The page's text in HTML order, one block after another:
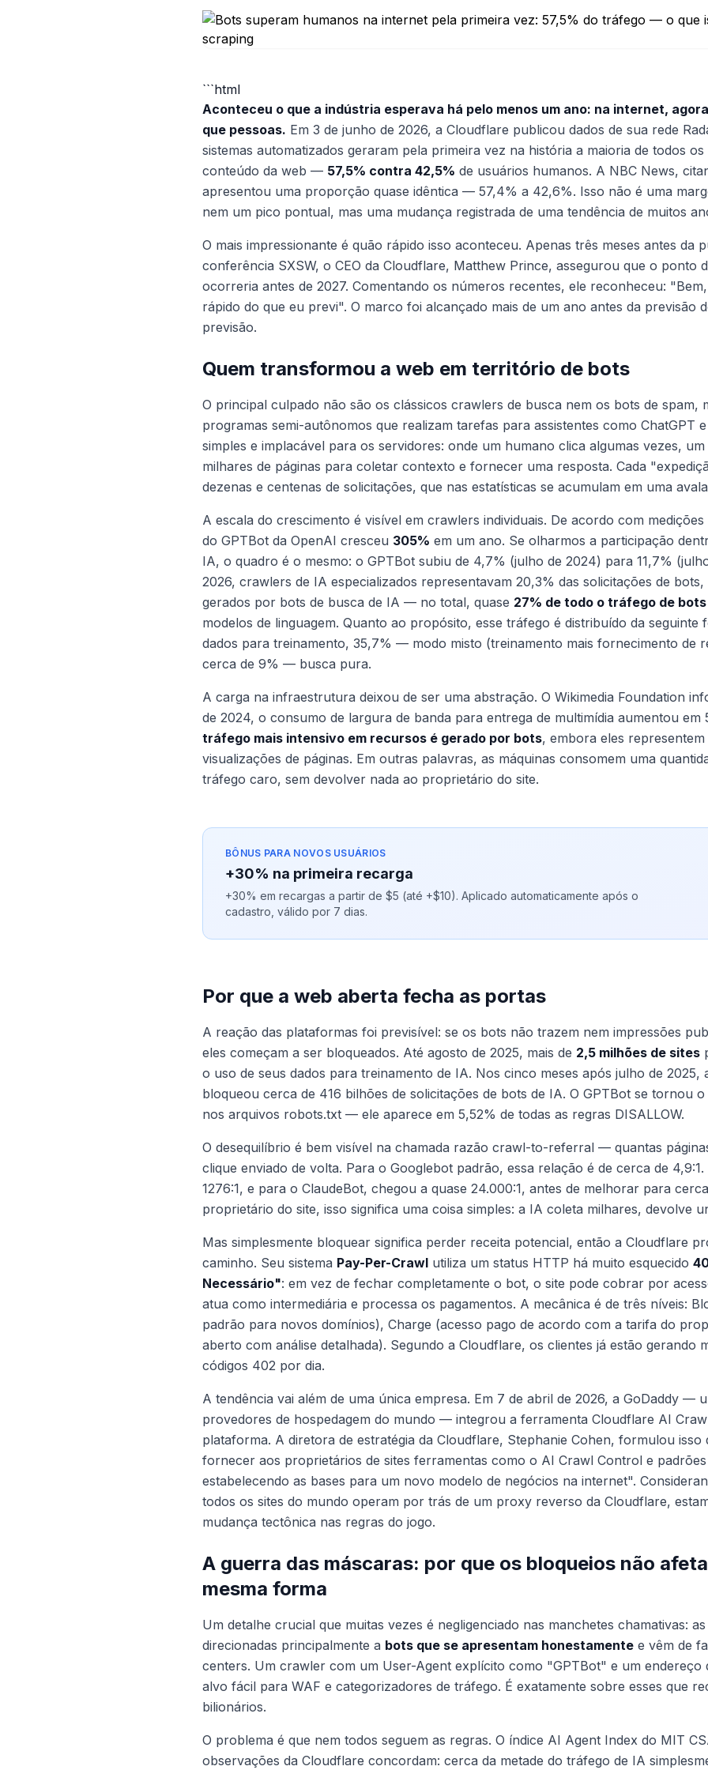
```html
Aconteceu o que a indústria esperava há pelo menos um ano: na internet,
que pessoas. Em 3 de junho de 2026, a Cloudflare publicou dados de sua rede
sistemas automatizados geraram pela primeira vez na história a maioria de todos
conteúdo da web — 57,5% contra 42,5% de usuários humanos. A NBC News,
apresentou uma proporção quase idêntica — 57,4% a 42,6%. Isso não é uma
nem um pico pontual, mas uma mudança registrada de uma tendência de muitos
O mais impressionante é quão rápido isso aconteceu. Apenas três meses antes da
conferência SXSW, o CEO da Cloudflare, Matthew Prince, assegurou que o ponto
ocorreria antes de 2027. Comentando os números recentes, ele reconheceu:
rápido do que eu previ". O marco foi alcançado mais de um ano antes da previsão
previsão.
Quem transformou a web em território de bots
O principal culpado não são os clássicos crawlers de busca nem os bots de spam,
programas semi-autônomos que realizam tarefas para assistentes como ChatGPT
simples e implacável para os servidores: onde um humano clica algumas vezes,
milhares de páginas para coletar contexto e fornecer uma resposta. Cada
dezenas e centenas de solicitações, que nas estatísticas se acumulam em uma
A escala do crescimento é visível em crawlers individuais. De acordo com
do GPTBot da OpenAI cresceu 305% em um ano. Se olharmos a participação
IA, o quadro é o mesmo: o GPTBot subiu de 4,7% (julho de 2024) para 11,7%
2026, crawlers de IA especializados representavam 20,3% das solicitações de
gerados por bots de busca de IA — no total, quase 27% de todo o tráfego de bots
modelos de linguagem. Quanto ao propósito, esse tráfego é distribuído da
dados para treinamento, 35,7% — modo misto (treinamento mais fornecimento de
cerca de 9% — busca pura.
A carga na infraestrutura deixou de ser uma abstração. O Wikimedia Foundation
de 2024, o consumo de largura de banda para entrega de multimídia aumentou
tráfego mais intensivo em recursos é gerado por bots, embora eles
visualizações de páginas. Em outras palavras, as máquinas consomem uma
tráfego caro, sem devolver nada ao proprietário do site.
BÔNUS PARA NOVOS USUÁRIOS
+30% na primeira recarga
+30% em recargas a partir de $5 (até +$10). Aplicado automaticamente após o
cadastro, válido por 7 dias.
Por que a web aberta fecha as portas
A reação das plataformas foi previsível: se os bots não trazem nem impressões
eles começam a ser bloqueados. Até agosto de 2025, mais de 2,5 milhões de sites
o uso de seus dados para treinamento de IA. Nos cinco meses após julho de 2025,
bloqueou cerca de 416 bilhões de solicitações de bots de IA. O GPTBot se tornou
nos arquivos robots.txt — ele aparece em 5,52% de todas as regras DISALLOW.
O desequilíbrio é bem visível na chamada razão crawl-to-referral — quantas
clique enviado de volta. Para o Googlebot padrão, essa relação é de cerca de
1276:1, e para o ClaudeBot, chegou a quase 24.000:1, antes de melhorar para
proprietário do site, isso significa uma coisa simples: a IA coleta milhares, devolve
Mas simplesmente bloquear significa perder receita potencial, então a Cloudflare
caminho. Seu sistema Pay-Per-Crawl utiliza um status HTTP há muito esquecido
Necessário": em vez de fechar completamente o bot, o site pode cobrar por
atua como intermediária e processa os pagamentos. A mecânica é de três níveis:
padrão para novos domínios), Charge (acesso pago de acordo com a tarifa do
aberto com análise detalhada). Segundo a Cloudflare, os clientes já estão gerando
códigos 402 por dia.
A tendência vai além de uma única empresa. Em 7 de abril de 2026, a GoDaddy —
provedores de hospedagem do mundo — integrou a ferramenta Cloudflare AI
plataforma. A diretora de estratégia da Cloudflare, Stephanie Cohen, formulou isso
fornecer aos proprietários de sites ferramentas como o AI Crawl Control e
estabelecendo as bases para um novo modelo de negócios na internet".
todos os sites do mundo operam por trás de um proxy reverso da Cloudflare,
mudança tectônica nas regras do jogo.
A guerra das máscaras: por que os bloqueios não
mesma forma
Um detalhe crucial que muitas vezes é negligenciado nas manchetes chamativas:
direcionadas principalmente a bots que se apresentam honestamente e vêm de
centers. Um crawler com um User-Agent explícito como "GPTBot" e um endereço
alvo fácil para WAF e categorizadores de tráfego. É exatamente sobre esses que
bilionários.
O problema é que nem todos seguem as regras. O índice AI Agent Index do MIT
observações da Cloudflare concordam: cerca da metade do tráfego de IA